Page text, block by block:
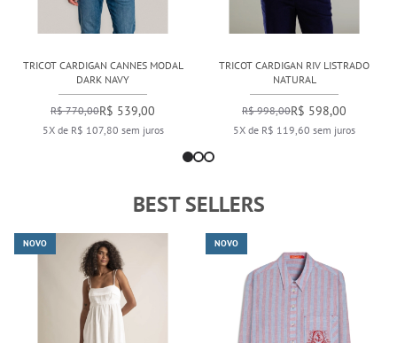
TRICOT CARDIGAN CANNES MODAL
DARK NAVY
R$ 770,00R$ 539,00
5X de R$ 107,80 sem juros
TRICOT CARDIGAN RIV LISTRADO
NATURAL
R$ 998,00R$ 598,00
5X de R$ 119,60 sem juros
BEST SELLERS
NOVO NOVO